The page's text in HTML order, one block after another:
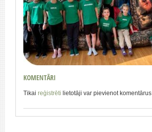
KOMENTĀRI
Tikai reģistrēti lietotāji var pievienot komentārus